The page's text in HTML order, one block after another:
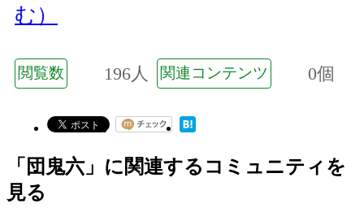
む）
閲覧数 196人 関連コンテンツ 0個
「団鬼六」に関連するコミュニティを
見る